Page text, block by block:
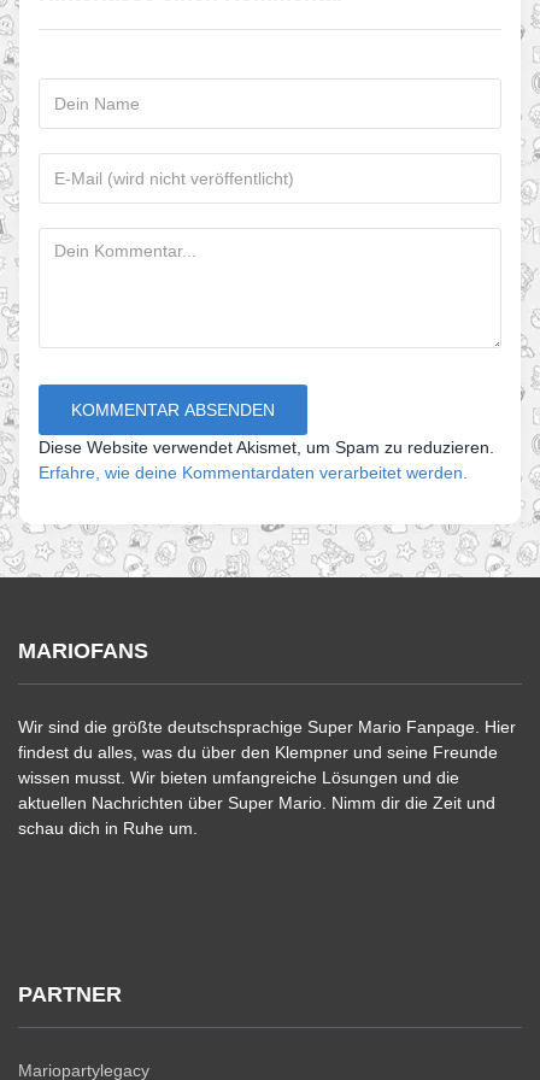
Diese Website verwendet Akismet, um Spam zu reduzieren.
Erfahre, wie deine Kommentardaten verarbeitet werden.
MARIOFANS
Wir sind die größte deutschsprachige Super Mario Fanpage. Hier
findest du alles, was du über den Klempner und seine Freunde
wissen musst. Wir bieten umfangreiche Lösungen und die
aktuellen Nachrichten über Super Mario. Nimm dir die Zeit und
schau dich in Ruhe um.
PARTNER
Mariopartylegacy